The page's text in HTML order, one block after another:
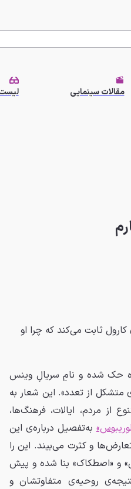
مقالات سینمایی
ثابت می‌کند که چرا او
حک شده و نامِ سریالِ وینس
متشکل از تعدد». این شعار به
از مردم، ایالات، فرهنگ‌ها،
به‌تفصیل درباره‌ی این
و کثرت می‌بیند. این را
و «اصطکاک» بنا شده و پیش
روحیه‌ی متفاوتشان و